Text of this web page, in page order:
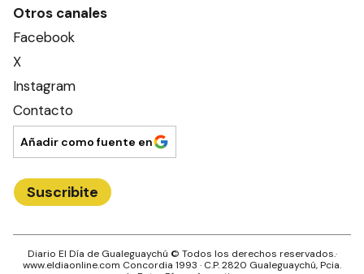
Otros canales
Facebook
X
Instagram
Contacto
Añadir como fuente en
Suscribite
Diario El Día de Gualeguaychú © Todos los derechos reservados.·
www.eldiaonline.com Concordia 1993 · C.P.2820 Gualeguaychú, Pcia.